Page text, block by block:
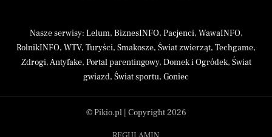
Nasze serwisy: Lelum, BiznesINFO, Pacjenci, WawaINFO,
RolnikINFO, WTV, Turyści, Smakosze, Świat zwierząt, Techgame,
Zdrogi,Antyfake, Portal parentingowy, Domek i Ogródek, Świat
gwiazd, Świat sportu, Goniec
© Pikio.pl | Copyright 2026